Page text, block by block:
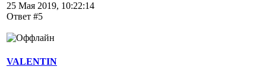
25 Мая 2019, 10:22:14
Ответ #5
VALENTIN